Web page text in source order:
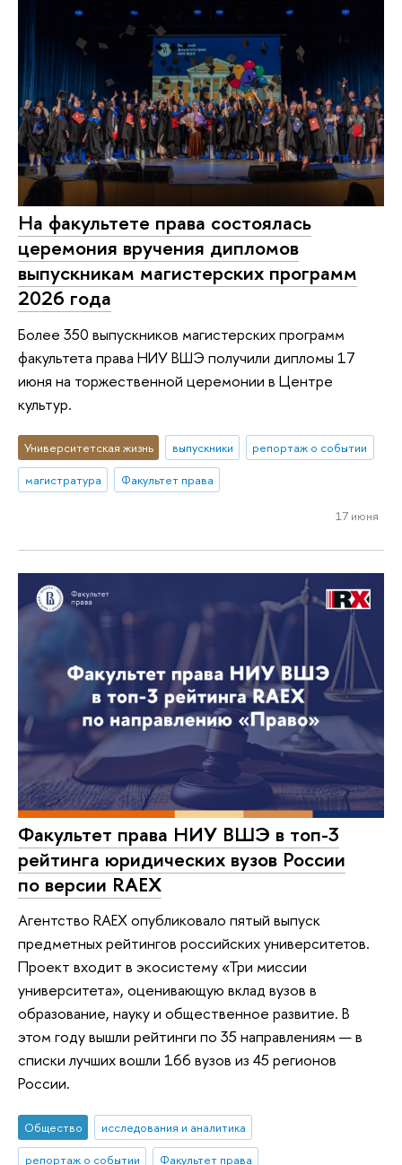
На факультете права состоялась
церемония вручения дипломов
выпускникам магистерских программ
2026 года
Более 350 выпускников магистерских программ
факультета права НИУ ВШЭ получили дипломы 17
июня на торжественной церемонии в Центре
культур.
Университетская жизнь выпускники
репортаж о событии
магистратура
Факультет права
17 июня
Факультет права НИУ ВШЭ в топ-3
рейтинга юридических вузов России
по версии RAEX
Агентство RAEX опубликовало пятый выпуск
предметных рейтингов российских университетов.
Проект входит в экосистему «Три миссии
университета», оценивающую вклад вузов в
образование, науку и общественное развитие. В
этом году вышли рейтинги по 35 направлениям — в
списки лучших вошли 166 вузов из 45 регионов
России.
Общество
исследования и аналитика
репортаж о событии
Факультет права